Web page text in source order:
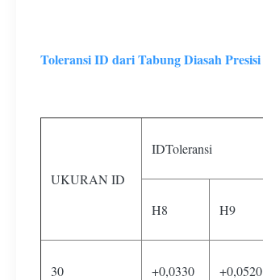
Toleransi ID dari Tabung Diasah Presisi
UKURAN ID
IDToleransi
H8
H9
30 +0,0330 +0,0520